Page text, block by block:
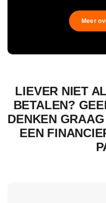
Meer
LIEVER NIET
BETALEN?
DENKEN
EEN